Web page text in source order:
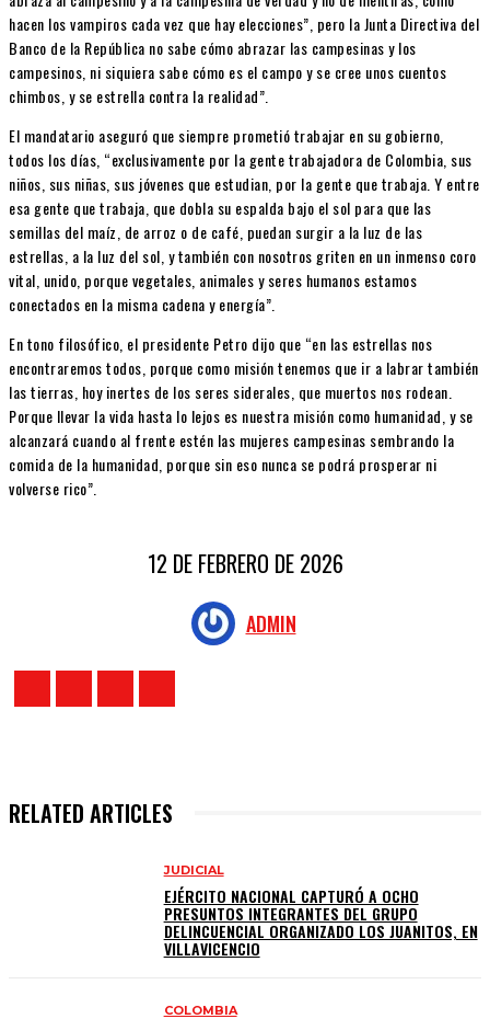
hacen los vampiros cada vez que hay elecciones”, pero la Junta Directiva del
Banco de la República no sabe cómo abrazar las campesinas y los
campesinos, ni siquiera sabe cómo es el campo y se cree unos cuentos
chimbos, y se estrella contra la realidad”.
El mandatario aseguró que siempre prometió trabajar en su gobierno,
todos los días, “exclusivamente por la gente trabajadora de Colombia, sus
niños, sus niñas, sus jóvenes que estudian, por la gente que trabaja. Y entre
esa gente que trabaja, que dobla su espalda bajo el sol para que las
semillas del maíz, de arroz o de café, puedan surgir a la luz de las
estrellas, a la luz del sol, y también con nosotros griten en un inmenso coro
vital, unido, porque vegetales, animales y seres humanos estamos
conectados en la misma cadena y energía”.
En tono filosófico, el presidente Petro dijo que “en las estrellas nos
encontraremos todos, porque como misión tenemos que ir a labrar también
las tierras, hoy inertes de los seres siderales, que muertos nos rodean.
Porque llevar la vida hasta lo lejos es nuestra misión como humanidad, y se
alcanzará cuando al frente estén las mujeres campesinas sembrando la
comida de la humanidad, porque sin eso nunca se podrá prosperar ni
volverse rico”.
12 DE FEBRERO DE 2026
ADMIN
RELATED ARTICLES
JUDICIAL
EJÉRCITO NACIONAL CAPTURÓ A OCHO
PRESUNTOS INTEGRANTES DEL GRUPO
DELINCUENCIAL ORGANIZADO LOS JUANITOS, EN
VILLAVICENCIO
COLOMBIA